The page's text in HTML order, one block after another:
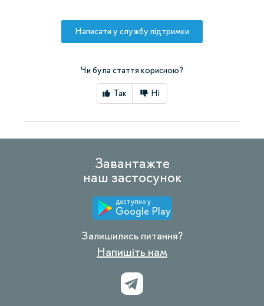
Написати у службу підтримки
Чи була стаття корисною?
Так Ні
Завантажте
наш застосунок
доступно у
Google Play
Залишились питання?
Напишіть нам